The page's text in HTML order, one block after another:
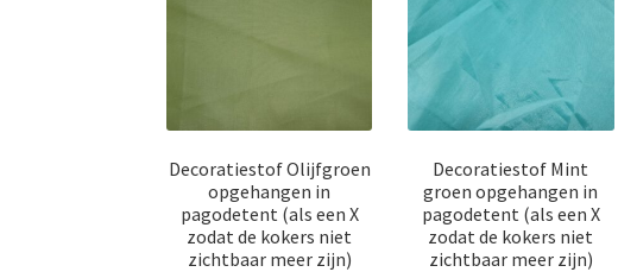
Decoratiestof Olijfgroen
opgehangen in
pagodetent (als een X
zodat de kokers niet
zichtbaar meer zijn)
Decoratiestof Mint
groen opgehangen in
pagodetent (als een X
zodat de kokers niet
zichtbaar meer zijn)